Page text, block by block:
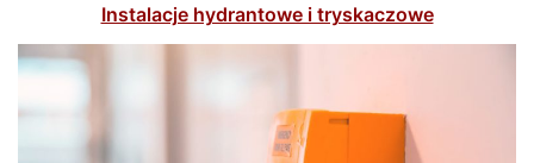
Instalacje hydrantowe i tryskaczowe